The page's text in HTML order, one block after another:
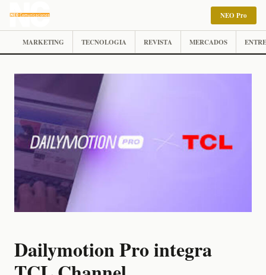
NEO Pro
MARKETING TECNOLOGIA REVISTA MERCADOS
Dailymotion Pro integra